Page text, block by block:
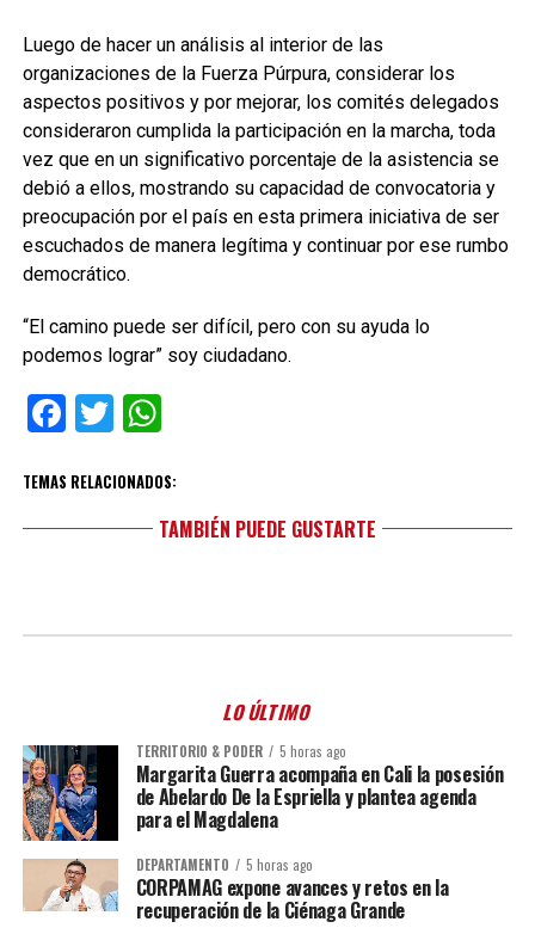
Luego de hacer un análisis al interior de las
organizaciones de la Fuerza Púrpura, considerar los
aspectos positivos y por mejorar, los comités delegados
consideraron cumplida la participación en la marcha, toda
vez que en un significativo porcentaje de la asistencia se
debió a ellos, mostrando su capacidad de convocatoria y
preocupación por el país en esta primera iniciativa de ser
escuchados de manera legítima y continuar por ese rumbo
democrático.
“El camino puede ser difícil, pero con su ayuda lo
podemos lograr” soy ciudadano.
Facebook
TwitterWhatsApp
TEMAS RELACIONADOS:
TAMBIÉN PUEDE GUSTARTE
LO ÚLTIMO
TERRITORIO & PODER 5 horas ago
Margarita Guerra acompaña en Cali la posesión
de Abelardo De la Espriella y plantea agenda
para el Magdalena
DEPARTAMENTO 5 horas ago
CORPAMAG expone avances y retos en la
recuperación de la Ciénaga Grande